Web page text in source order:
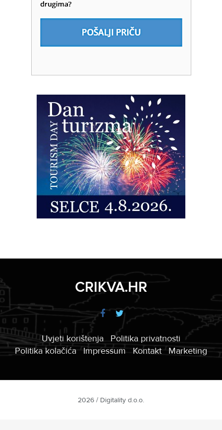
CRIKVA.HR
Uvjeti korištenja
Politika privatnosti
Politika kolačića
Impressum Kontakt Marketing
2026 / Digitality d.o.o.